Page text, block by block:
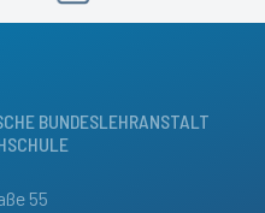
BUNDESLEHRANSTALT
55